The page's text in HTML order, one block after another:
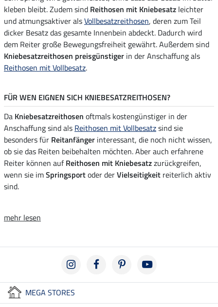
kleben bleibt. Zudem sind Reithosen mit Kniebesatz leichter
und atmungsaktiver alsVollbesatzreithosen, deren zum Teil
dicker Besatz das gesamte Innenbein abdeckt. Dadurch wird
dem Reiter große Bewegungsfreiheit gewährt. Außerdem sind
Kniebesatzreithosen preisgünstiger in der Anschaffung als
Reithosen mit Vollbesatz.
FÜR WEN EIGNEN SICH KNIEBESATZREITHOSEN?
Da Kniebesatzreithosen oftmals kostengünstiger in der
Anschaffung sind als Reithosen mit Vollbesatzsind sie
besonders für Reitanfänger interessant, die noch nicht wissen,
ob sie das Reiten beibehalten möchten. Aber auch erfahrene
Reiter können aufReithosen mit Kniebesatzzurückgreifen,
wenn sie imSpringsportoder derVielseitigkeit reiterlich aktiv
sind.
mehr lesen
MEGA STORES